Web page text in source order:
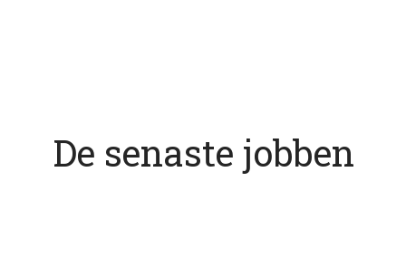
De senaste jobben